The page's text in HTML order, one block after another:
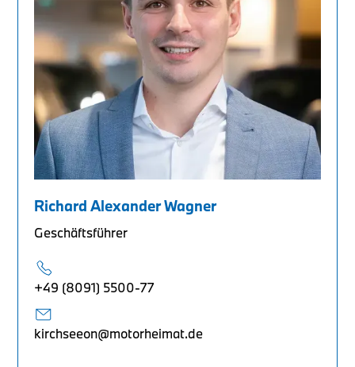
Richard Alexander Wagner
Geschäftsführer
+49 (8091) 5500-77
kirchseeon@motorheimat.de